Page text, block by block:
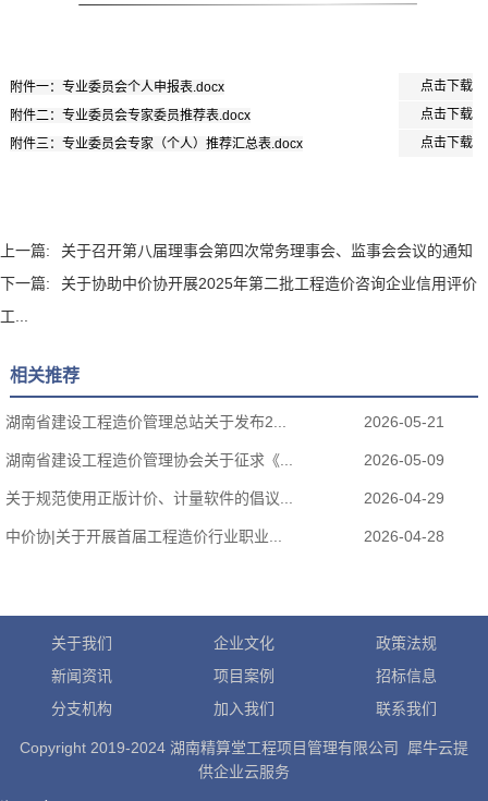
点击下载
附件一：专业委员会个人申报表.docx
点击下载
附件二：专业委员会专家委员推荐表.docx
点击下载
附件三：专业委员会专家（个人）推荐汇总表.docx
上一篇:
关于召开第八届理事会第四次常务理事会、监事会会议的通知
下一篇:
关于协助中价协开展2025年第二批工程造价咨询企业信用评价
工...
相关推荐
湖南省建设工程造价管理总站关于发布2... 2026-05-21
湖南省建设工程造价管理协会关于征求《... 2026-05-09
关于规范使用正版计价、计量软件的倡议... 2026-04-29
中价协|关于开展首届工程造价行业职业... 2026-04-28
关于我们 企业文化
政策法规
新闻资讯
项目案例
招标信息
分支机构
加入我们 联系我们
Copyright 2019-2024 湖南精算堂工程项目管理有限公司 犀牛云提
供企业云服务